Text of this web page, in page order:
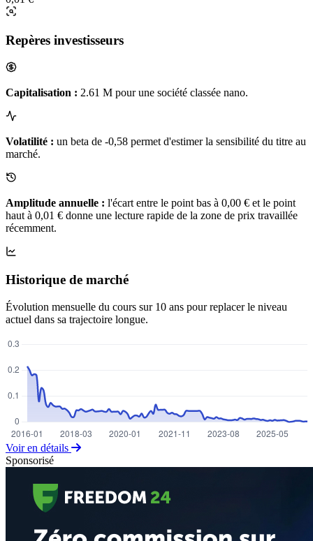
Repères investisseurs
Capitalisation : 2.61 M pour une société classée nano.
Volatilité : un beta de -0,58 permet d'estimer la sensibilité du titre au
marché.
Amplitude annuelle : l'écart entre le point bas à 0,00 € et le point
haut à 0,01 € donne une lecture rapide de la zone de prix travaillée
récemment.
Historique de marché
Évolution mensuelle du cours sur 10 ans pour replacer le niveau
actuel dans sa trajectoire longue.
Voir en détails
Sponsorisé